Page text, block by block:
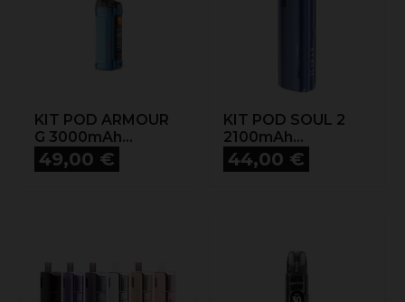
KIT POD ARMOUR
G 3000mAh...
Prix
49,00 €
KIT POD SOUL 2
2100mAh...
Prix
44,00 €